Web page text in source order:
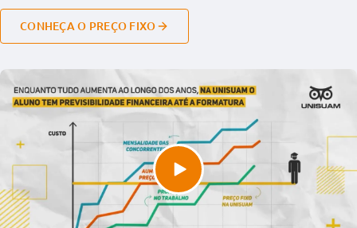
CONHEÇA O PREÇO FIXO